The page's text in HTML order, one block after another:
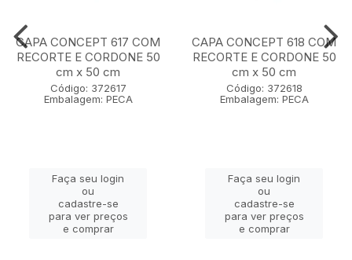
CAPA CONCEPT 617 COM
RECORTE E CORDONE 50
cm x 50 cm
Código: 372617
Embalagem: PECA
Faça seu login
ou
cadastre-se
para ver preços
e comprar
CAPA CONCEPT 618 COM
RECORTE E CORDONE 50
cm x 50 cm
Código: 372618
Embalagem: PECA
Faça seu login
ou
cadastre-se
para ver preços
e comprar